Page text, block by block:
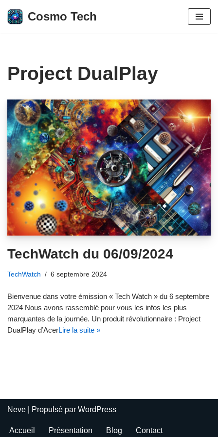
Aller
Cosmo Tech
Project DualPlay
TechWatch du 06/09/2024
TechWatch 6 septembre 2024
Bienvenue dans votre émission « Tech Watch » du 6 septembre
2024 Nous avons rassemblé pour vous les infos les plus
marquantes de la journée. Un produit révolutionnaire : Project
DualPlay d’AcerLire la suite »
Neve | Propulsé par WordPress
Accueil Présentation Blog Contact